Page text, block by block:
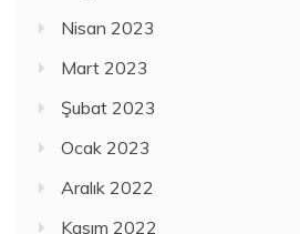
Nisan 2023
Mart 2023
Şubat 2023
Ocak 2023
Aralık 2022
Kasım 2022